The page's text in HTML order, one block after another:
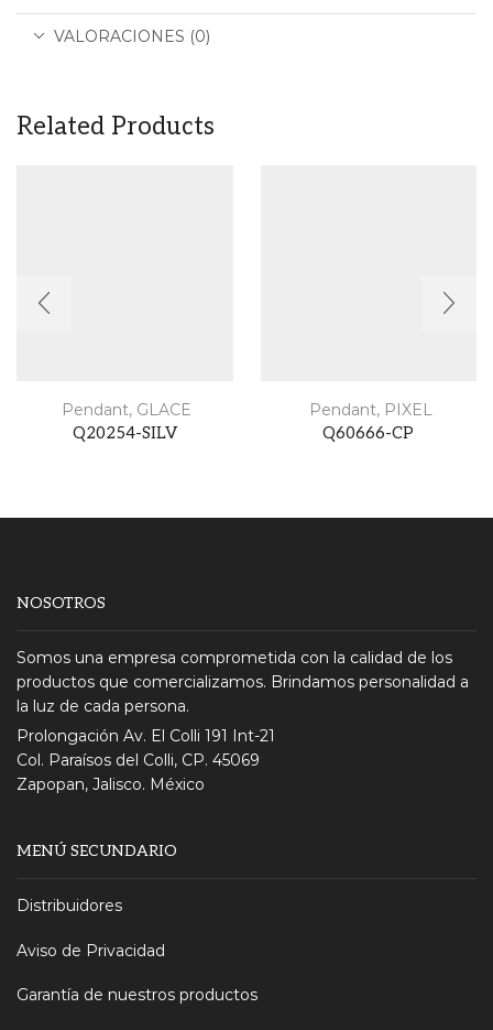
VALORACIONES (0)
Related Products
Pendant, GLACE
Q20254-SILV
Pendant, PIXEL
Q60666-CP
NOSOTROS
Somos una empresa comprometida con la calidad de los
productos que comercializamos. Brindamos personalidad a
la luz de cada persona.
Prolongación Av. El Colli 191 Int-21
Col. Paraísos del Colli, CP. 45069
Zapopan, Jalisco. México
MENÚ SECUNDARIO
Distribuidores
Aviso de Privacidad
Garantía de nuestros productos